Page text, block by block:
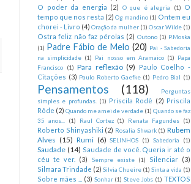
O poder da energia (2) O que é alegria (1)
O
tempo que nos resta (2) Og mandino (1) Ontem eu
chorei - Livro (4) Oração da mulher (1) Oscar Wilde (1)
Ostra feliz não faz pérolas (2) Outono (1) P.Moska
(1) Padre Fábio de Melo (20)
Pai - Sabedoria
na simplicidade (1) Pai nosso em Aramaico (1)
Papa
Francisco
(1) Para reflexão (9)
Paulo Coelho -
Citações (3) Paulo Roberto Gaefke (1) Pedro Bial (1)
Pensamentos (118)
Perguntas
simples e profundas. (1) Priscila Rodê (2) Priscila
Rôde (2) Quando me amei de verdade (1) Quando se faz
35 anos...
(1) Raul Cortez (1) Renata Fagundes (1)
Roberto Shinyashiki (2) Rosalia Shwark (1) Rubem
Alves (15) Rumi (6) SELINHOS (1) Sabedoria (1)
Saudade (14) Saudade de você. Queria ir até o
céu te ver.
(3) Sempre existe (1) Silenciar (3)
Silmara Trindade (2) Silvia Chueire (1) Sinta a vida (1)
Sobre mães ... (3) Sonhar (1) Steve Jobs (1) TEXTOS